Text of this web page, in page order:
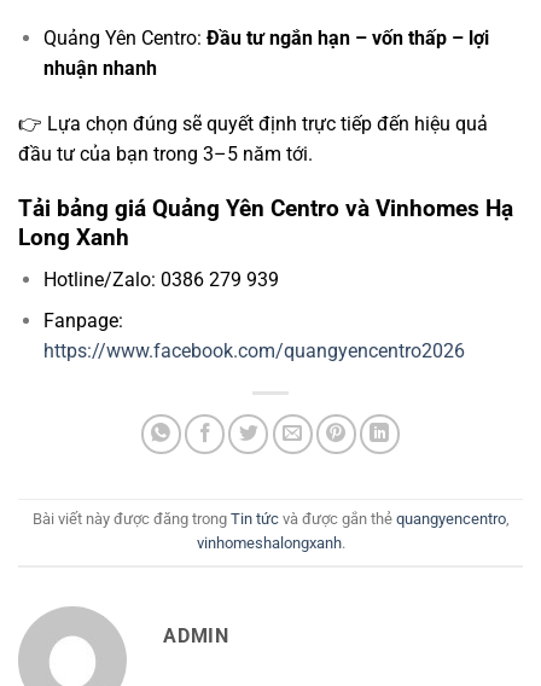
Quảng Yên Centro: Đầu tư ngắn hạn – vốn thấp – lợi
nhuận nhanh
👉 Lựa chọn đúng sẽ quyết định trực tiếp đến hiệu quả
đầu tư của bạn trong 3–5 năm tới.
Tải bảng giá Quảng Yên Centro và Vinhomes Hạ
Long Xanh
Hotline/Zalo: 0386 279 939
Fanpage:
https://www.facebook.com/quangyencentro2026
Bài viết này được đăng trong Tin tứcvà được gắn thẻ quangyencentro,
vinhomeshalongxanh.
ADMIN